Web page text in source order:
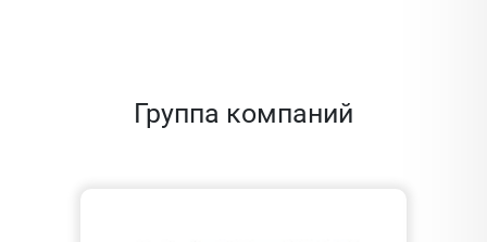
Группа компаний